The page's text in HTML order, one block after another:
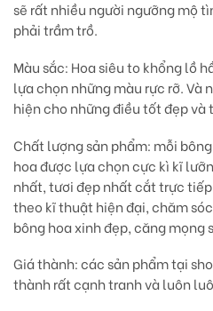
sẽ rất nhiều người ngưỡng mộ
phải trầm trồ.
Màu sắc: Hoa siêu to khổng lồ
lựa chọn những màu rực rỡ. Và
hiện cho những điều tốt đẹp và
Chất lượng sản phẩm: mỗi
hoa được lựa chọn cực kì kĩ
nhất, tươi đẹp nhất cắt trực
theo kĩ thuật hiện đại, chăm
bông hoa xinh đẹp, căng mọng
Giá thành:các sản phẩm tại
thành rất cạnh tranh và luôn